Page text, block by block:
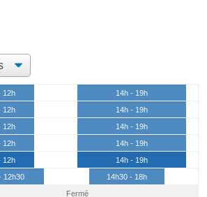
12h
14h - 19h
12h
14h - 19h
12h
14h - 19h
12h
14h - 19h
12h
14h - 19h
12h30
14h30 - 18h
Fermé